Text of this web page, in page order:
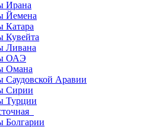
Ирана
Йемена
Катара
Кувейта
Ливана
ОАЭ
Омана
Саудовской Аравии
Сирии
Турции
Болгарии